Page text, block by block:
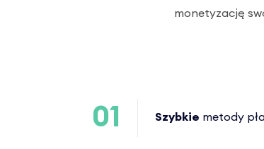
monetyzację
01 Szybkie metody